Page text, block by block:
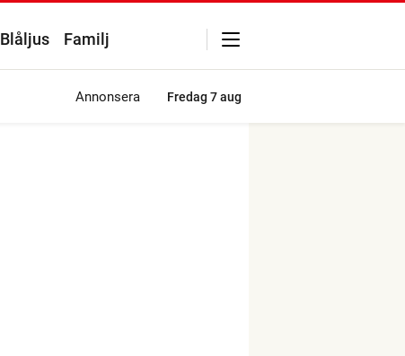
Blåljus Familj
Annonsera Fredag 7 aug